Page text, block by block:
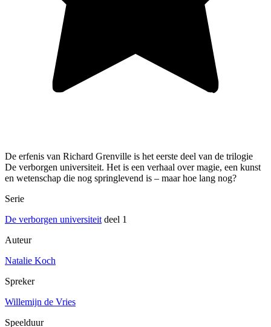
De erfenis van Richard Grenville is het eerste deel van de trilogie
De verborgen universiteit. Het is een verhaal over magie, een kunst
en wetenschap die nog springlevend is – maar hoe lang nog?
Serie
De verborgen universiteit deel 1
Auteur
Natalie Koch
Spreker
Willemijn de Vries
Speelduur